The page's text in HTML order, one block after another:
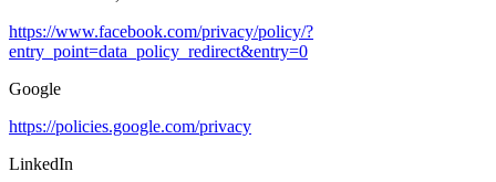
https://www.facebook.com/privacy/policy/?
entry_point=data_policy_redirect&entry=0
Google
https://policies.google.com/privacy
LinkedIn